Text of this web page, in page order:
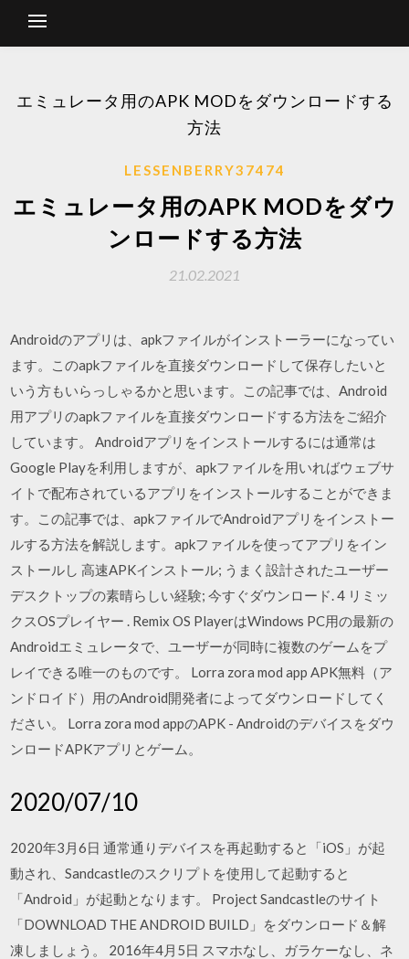
エミュレータ用のAPK MODをダウンロードする
方法
LESSENBERRY37474
エミュレータ用のAPK MODをダウ
ンロードする方法
21.02.2021
Androidのアプリは、apkファイルがインストーラーになってい
ます。このapkファイルを直接ダウンロードして保存したいと
いう方もいらっしゃるかと思います。この記事では、Android
用アプリのapkファイルを直接ダウンロードする方法をご紹介
しています。 Androidアプリをインストールするには通常は
Google Playを利用しますが、apkファイルを用いればウェブサ
イトで配布されているアプリをインストールすることができま
す。この記事では、apkファイルでAndroidアプリをインストー
ルする方法を解説します。apkファイルを使ってアプリをイン
ストールし 高速APKインストール; うまく設計されたユーザー
デスクトップの素晴らしい経験; 今すぐダウンロード. 4 リミッ
クスOSプレイヤー . Remix OS PlayerはWindows PC用の最新の
Androidエミュレータで、ユーザーが同時に複数のゲームをプ
レイできる唯一のものです。 Lorra zora mod app APK無料（ア
ンドロイド）用のAndroid開発者によってダウンロードしてく
ださい。 Lorra zora mod appのAPK - Androidのデバイスをダウ
ンロードAPKアプリとゲーム。
2020/07/10
2020年3月6日 通常通りデバイスを再起動すると「iOS」が起
動され、Sandcastleのスクリプトを使用して起動すると
「Android」が起動となります。 Project Sandcastleのサイト
「DOWNLOAD THE ANDROID BUILD」をダウンロード＆解
凍しましょう。 2016年4月5日 スマホなし、ガラケーなし、ネ